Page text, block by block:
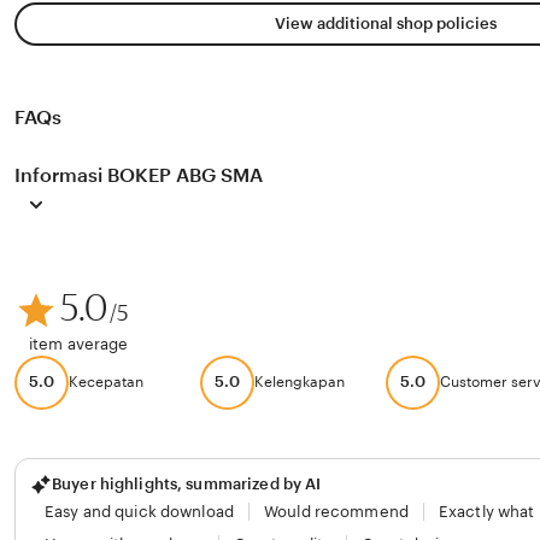
View additional shop policies
FAQs
Informasi BOKEP ABG SMA
5.0/5
item average
5.0 Kecepatan 5.0 Kelengkapan 5.0 Customer
Buyer highlights, summarized by AI
Easy and quick download
Would recommend
Exactly what